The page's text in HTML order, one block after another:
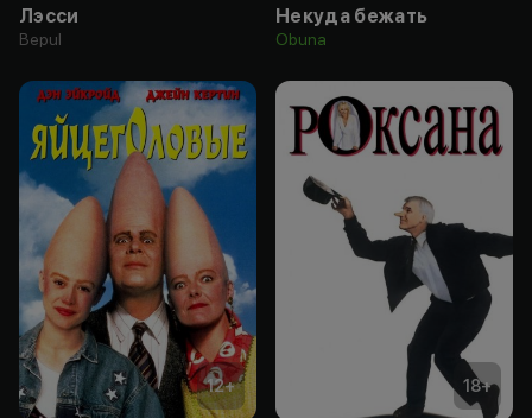
Лэсси
Bepul
Некуда бежать
Obuna
12+ 18+